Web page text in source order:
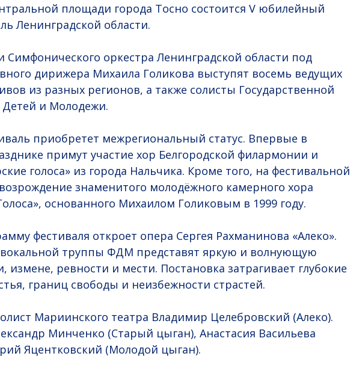
площади города Тосно состоится V юбилейный
Ленинградской области.
оркестра Ленинградской области под
дирижера Михаила Голикова выступят восемь ведущих
из разных регионов, а также солисты Государственной
и Молодежи.
приобретет межрегиональный статус. Впервые в
примут участие хор Белгородской филармонии и
голоса» из города Нальчика. Кроме того, на фестивальной
знаменитого молодёжного камерного хора
основанного Михаилом Голиковым в 1999 году.
фестиваля откроет опера Сергея Рахманинова «Алеко».
труппы ФДМ представят яркую и волнующую
ревности и мести. Постановка затрагивает глубокие
границ свободы и неизбежности страстей.
Мариинского театра Владимир Целебровский (Алеко).
Минченко (Старый цыган), Анастасия Васильева
Яцентковский (Молодой цыган).